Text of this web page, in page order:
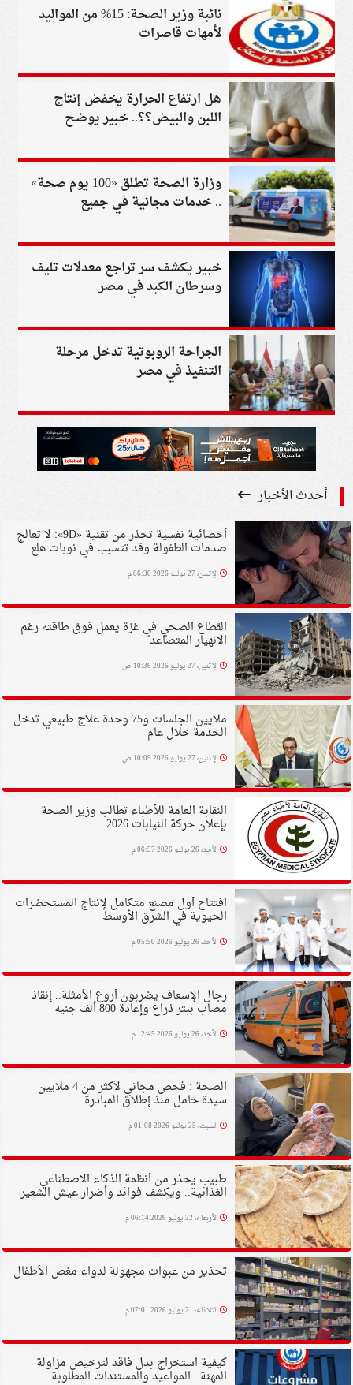
نائبة وزير الصحة: 15% من المواليد
لأمهات قاصرات
هل ارتفاع الحرارة يخفض إنتاج
اللبن والبيض؟؟.. خبير يوضح
وزارة الصحة تطلق «100 يوم صحة»
.. خدمات مجانية في جميع
خبير يكشف سر تراجع معدلات تليف
وسرطان الكبد في مصر
الجراحة الروبوتية تدخل مرحلة
التنفيذ في مصر
أحدث الأخبار
أخصائية نفسية تحذر من تقنية «9D»: لا تعالج
صدمات الطفولة وقد تتسبب في نوبات هلع
الإثنين، 27 يوليو 2026 06:30 م
القطاع الصحي في غزة يعمل فوق طاقته رغم
الانهيار المتصاعد
الإثنين، 27 يوليو 2026 10:36 ص
ملايين الجلسات و75 وحدة علاج طبيعي تدخل
الخدمة خلال عام
الإثنين، 27 يوليو 2026 10:09 ص
النقابة العامة للأطباء تطالب وزير الصحة
بإعلان حركة النيابات 2026
الأحد، 26 يوليو 2026 06:57 م
افتتاح أول مصنع متكامل لإنتاج المستحضرات
الحيوية في الشرق الأوسط
الأحد، 26 يوليو 2026 05:50 م
رجال الإسعاف يضربون أروع الأمثلة.. إنقاذ
مصاب ببتر ذراع وإعادة 800 ألف جنيه
الأحد، 26 يوليو 2026 12:45 م
الصحة : فحص مجاني لأكثر من 4 ملايين
سيدة حامل منذ إطلاق المبادرة
السبت، 25 يوليو 2026 01:08 م
طبيب يحذر من أنظمة الذكاء الاصطناعي
الغذائية.. ويكشف فوائد وأضرار عيش الشعير
الأربعاء، 22 يوليو 2026 06:14 م
تحذير من عبوات مجهولة لدواء مغص الأطفال
الثلاثاء، 21 يوليو 2026 07:01 م
كيفية استخراج بدل فاقد لترخيص مزاولة
المهنة.. المواعيد والمستندات المطلوبة